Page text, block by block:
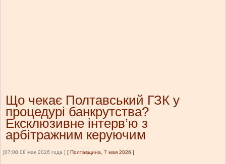
Що чекає Полтавський ГЗК у
процедурі банкрутства?
Ексклюзивне інтерв’ю з
арбітражним керуючим
[07:00 08 мая 2026 года ] [ Полтавщина, 7 мая 2026 ]